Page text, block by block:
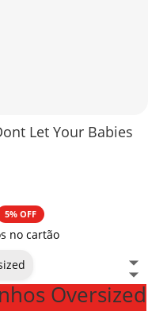
Let Your Babies
5% OFF
no cartão
Oversized